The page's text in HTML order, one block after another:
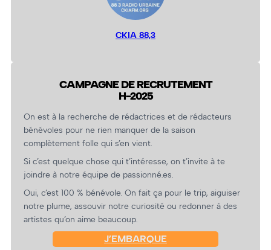
CKIA 88,3
CAMPAGNE DE RECRUTEMENT
H-2025
On est à la recherche de rédactrices et de rédacteurs
bénévoles pour ne rien manquer de la saison
complètement folle qui s’en vient.
Si c’est quelque chose qui t’intéresse, on t’invite à te
joindre à notre équipe de passionné.es.
Oui, c’est 100 % bénévole. On fait ça pour le trip, aiguiser
notre plume, assouvir notre curiosité ou redonner à des
artistes qu’on aime beaucoup.
J’EMBARQUE